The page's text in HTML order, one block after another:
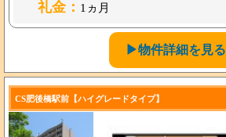
礼金： 1ヵ月
▶物件詳細を見る
CS肥後橋駅前【ハイグレードタイプ】